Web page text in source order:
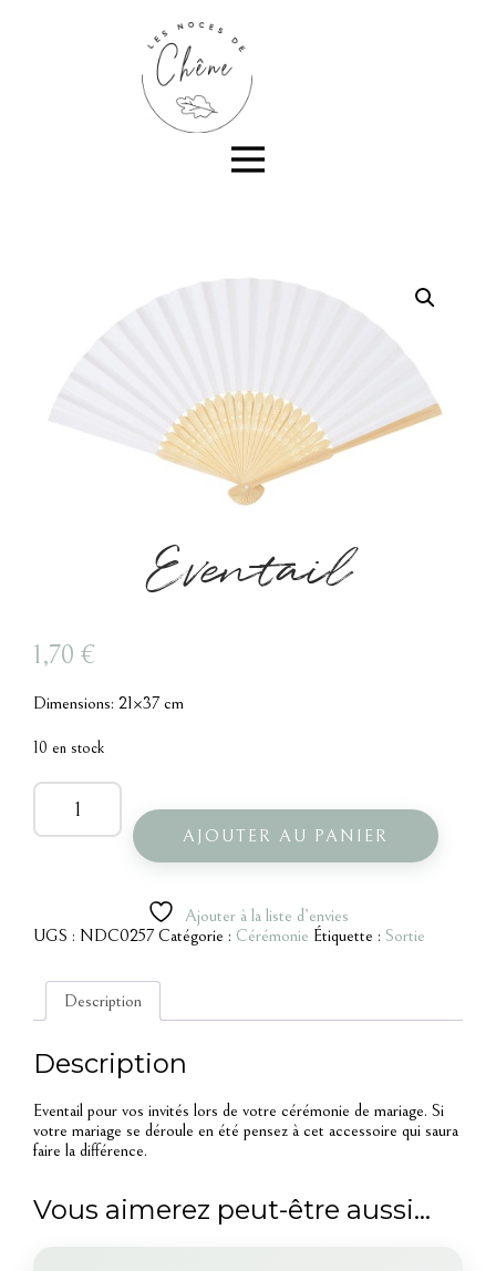
Eventail
1,70 €
Dimensions: 21×37 cm
10 en stock
quantité
Eventail
AJOUTER AU PANIER
Ajouter à la liste d’envies
UGS : NDC0257 Catégorie : Cérémonie Étiquette : Sortie
Description
Description
Eventail pour vos invités lors de votre cérémonie de mariage. Si
votre mariage se déroule en été pensez à cet accessoire qui saura
faire la différence.
Vous aimerez peut-être aussi…